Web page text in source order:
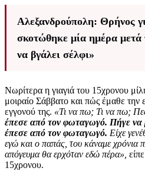
Αλεξανδρούπολη: Θρήνος
σκοτώθηκε μία ημέρα μετά
να βγάλει σέλφι»
Νωρίτερα η γιαγιά του 15χρονου
μοιραίο Σάββατο και πώς έμαθε την
εγγονού της. «Τι να πω; Τι να πω;
έπεσε από τον φωταγωγό. Πήγε να
έπεσε από τον φωταγωγό. Είχε
εγώ και ο παπάς, του κάναμε χρόνια
απόγευμα θα ερχόταν εδώ πέρα»,
15χρονου.